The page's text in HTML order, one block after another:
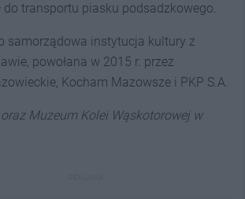
do transportu piasku podsadzkowego.
samorządowa instytucja kultury z
powołana w 2015 r. przez
Kocham Mazowsze i PKP S.A.
oraz Muzeum Kolei Wąskotorowej w